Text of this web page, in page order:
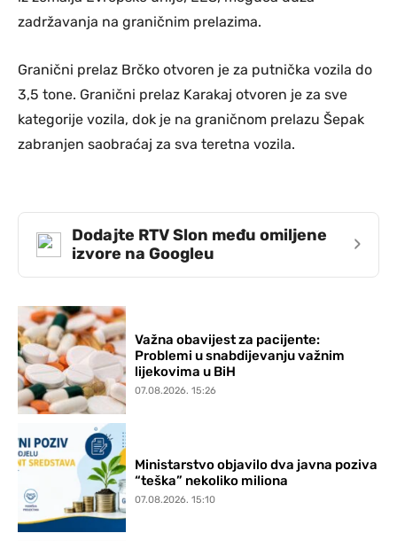
zadržavanja na graničnim prelazima.
Granični prelaz Brčko otvoren je za putnička vozila do
3,5 tone. Granični prelaz Karakaj otvoren je za sve
kategorije vozila, dok je na graničnom prelazu Šepak
zabranjen saobraćaj za sva teretna vozila.
Dodajte RTV Slon među omiljene
izvore na Googleu
›
Važna obavijest za pacijente:
Problemi u snabdijevanju važnim
lijekovima u BiH
07.08.2026. 15:26
Ministarstvo objavilo dva javna poziva
“teška” nekoliko miliona
07.08.2026. 15:10